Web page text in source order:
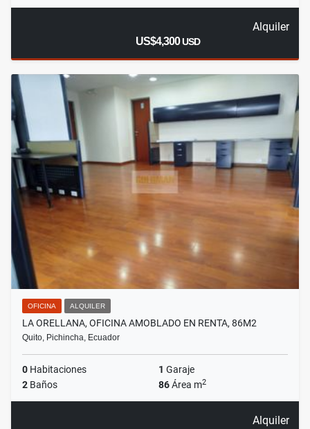
Alquiler
US$4,300USD
OFICINA ALQUILER
LA ORELLANA, OFICINA AMOBLADO EN RENTA, 86M2
Quito, Pichincha, Ecuador
0 Habitaciones 1 Garaje
2 Baños 86Área m2
Alquiler